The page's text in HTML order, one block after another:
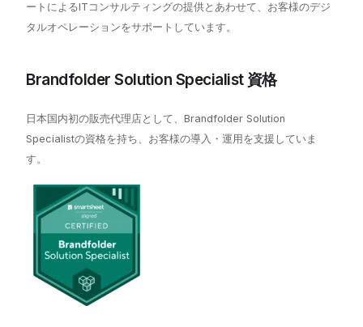
ートによるITコンサルティングの提供とあわせて、お客様のデジ
タルオペレーションをサポートしています。
Brandfolder Solution Specialist 資格
日本国内初の販売代理店として、Brandfolder Solution
Specialistの資格を持ち、お客様の導入・運用を支援していま
す。